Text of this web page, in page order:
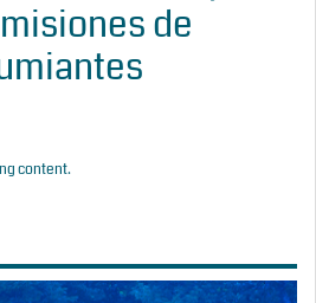
de
content.